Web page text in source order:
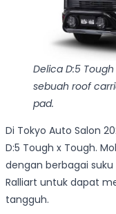
Delica D:5
sebuah roof
pad.
Di Tokyo Auto Salon
D:5 Tough x Tough.
dengan berbagai
Ralliart untuk dapat
tangguh.